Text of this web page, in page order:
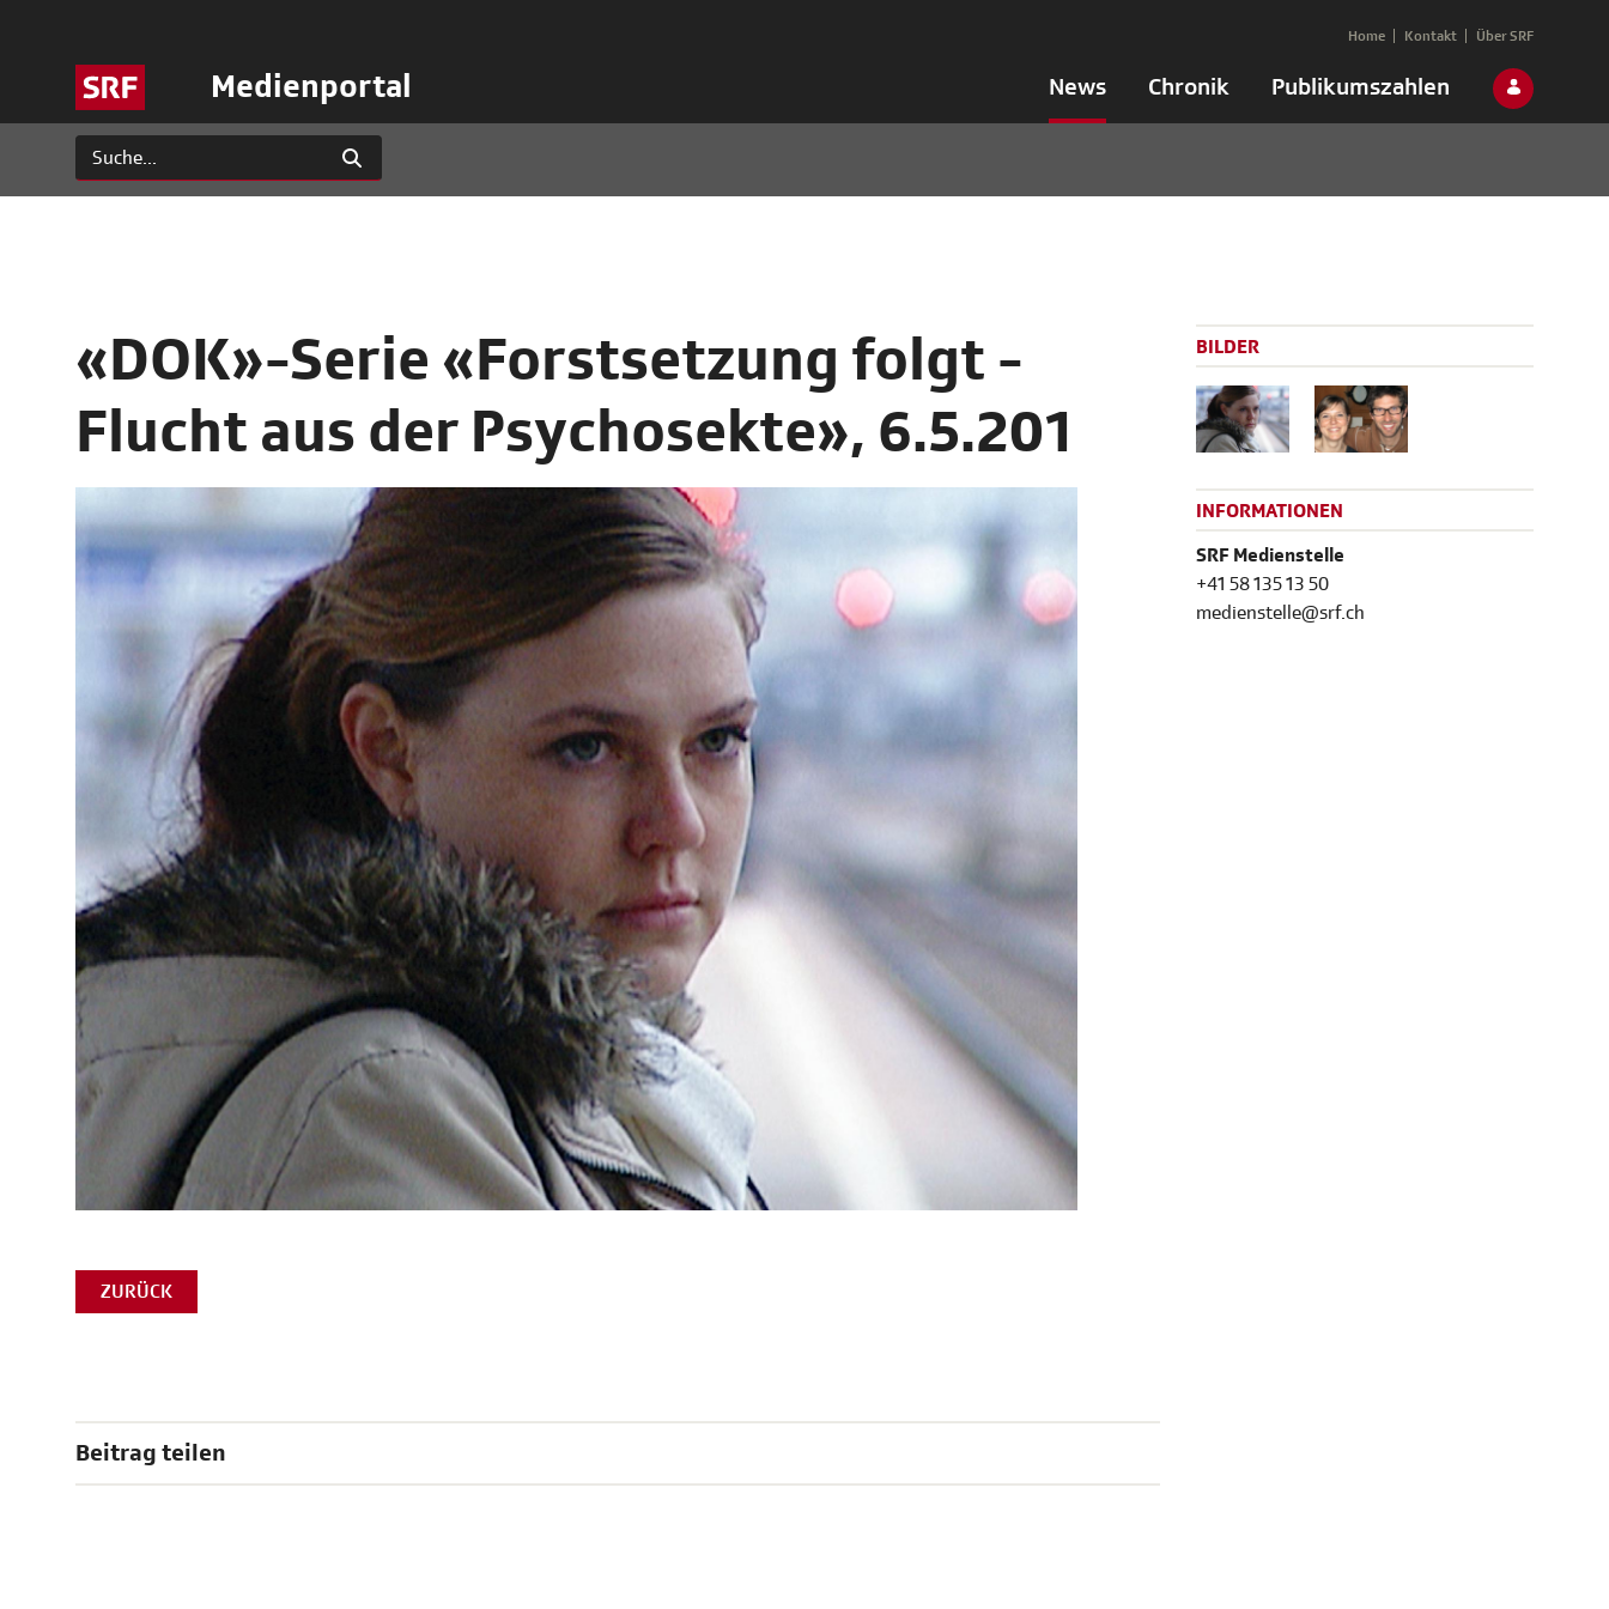
Medienportal News Chronik Publikumszahlen
Home Kontakt Über SRF
«DOK»-Serie «Forstsetzung folgt -
Flucht aus der Psychosekte», 6.5.201
ZURÜCK
Beitrag teilen
BILDER
INFORMATIONEN
SRF Medienstelle
+41 58 135 13 50
medienstelle@srf.ch